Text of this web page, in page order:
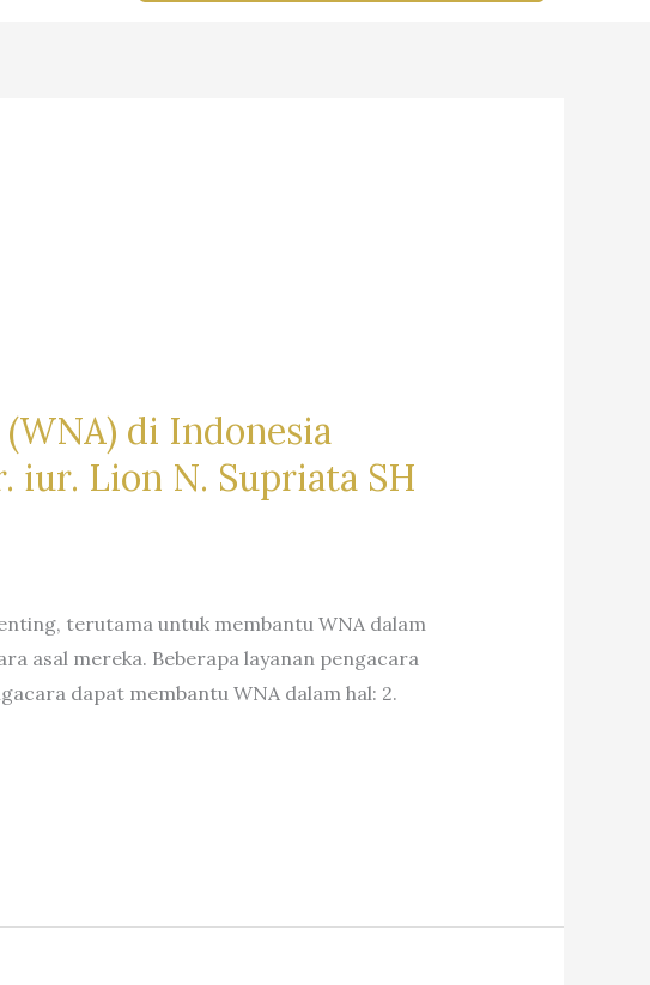
(WNA) di Indonesia
iur. Lion N. Supriata SH
terutama untuk membantu WNA dalam
asal mereka. Beberapa layanan pengacara
dapat membantu WNA dalam hal: 2.